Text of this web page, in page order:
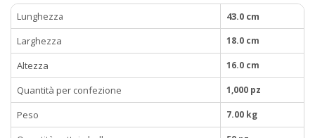
Lunghezza
43.0 cm
Larghezza
18.0 cm
Altezza 16.0 cm
Quantità per confezione 1,000 pz
Peso 7.00 kg